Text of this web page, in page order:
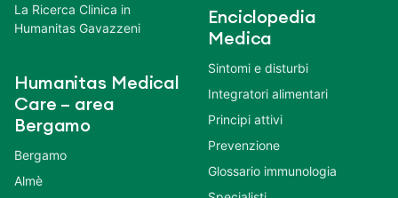
La Ricerca Clinica in
Humanitas Gavazzeni
Humanitas Medical
Care – area
Bergamo
Bergamo
Almè
Enciclopedia
Medica
Sintomi e disturbi
Integratori alimentari
Principi attivi
Prevenzione
Glossario immunologia